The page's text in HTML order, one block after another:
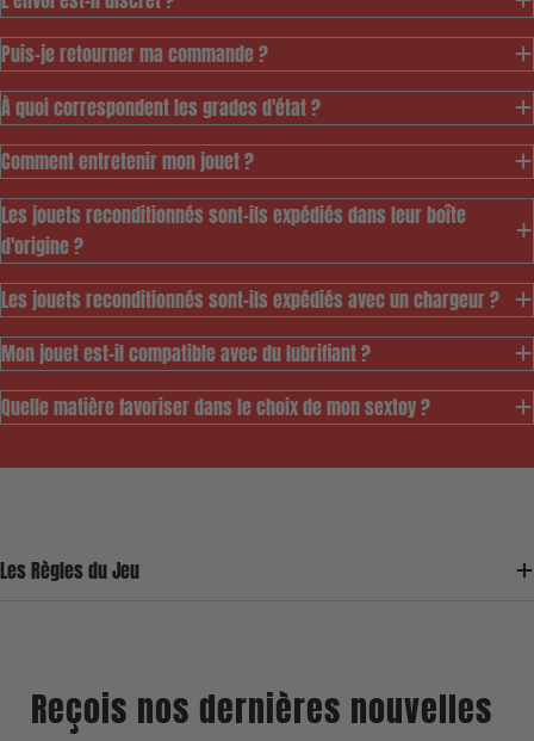
pour vous permettre
d'accéder au meilleur
jouets durables tout
Puis-je retourner ma commande ?
À quoi correspondent les grades d'état ?
Comment entretenir mon jouet ?
Les jouets reconditionnés sont-ils expédiés dans leur boîte
d'origine ?
Les jouets reconditionnés sont-ils expédiés avec un chargeur ?
Mon jouet est-il compatible avec du lubrifiant ?
Quelle matière favoriser dans le choix de mon sextoy ?
Reçois nos dernières nouvelles
Les Règles du Jeu